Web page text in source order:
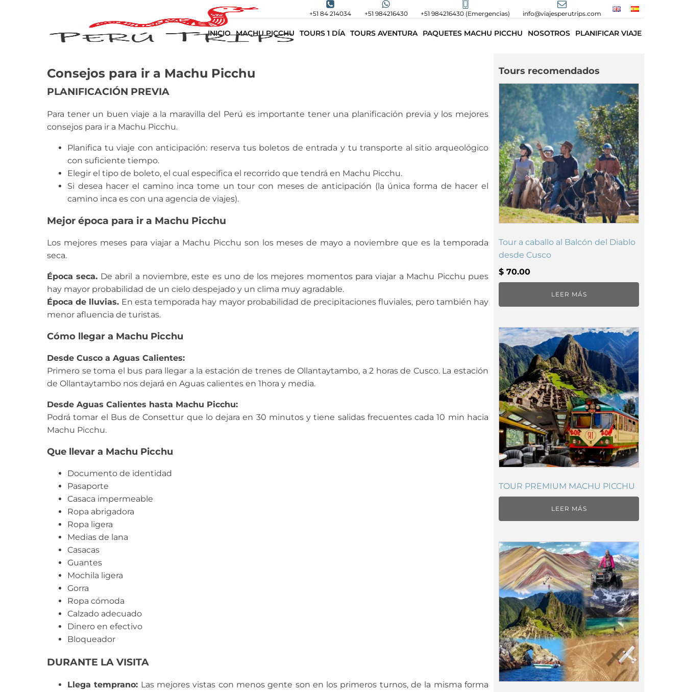
+51 84 214034 +51 984216430 +51 984216430 (Emergencias) info@viajesperutrips.com
INICIO MACHU PICCHU TOURS 1 DÍA TOURS AVENTURA PAQUETES MACHU PICCHU NOSOTROS PLANIFICAR VIAJE
Consejos para ir a Machu Picchu
PLANIFICACIÓN PREVIA
Para tener un buen viaje a la maravilla del Perú es importante tener una planificación previa y los mejores
consejos para ir a Machu Picchu.
Planifica tu viaje con anticipación: reserva tus boletos de entrada y tu transporte al sitio arqueológico
con suficiente tiempo.
Elegir el tipo de boleto, el cual especifica el recorrido que tendrá en Machu Picchu.
Si desea hacer el camino inca tome un tour con meses de anticipación (la única forma de hacer el
camino inca es con una agencia de viajes).
Mejor época para ir a Machu Picchu
Los mejores meses para viajar a Machu Picchu son los meses de mayo a noviembre que es la temporada
seca.
Época seca. De abril a noviembre, este es uno de los mejores momentos para viajar a Machu Picchu pues
hay mayor probabilidad de un cielo despejado y un clima muy agradable.
Época de lluvias. En esta temporada hay mayor probabilidad de precipitaciones fluviales, pero también hay
menor afluencia de turistas.
Cómo llegar a Machu Picchu
Desde Cusco a Aguas Calientes:
Primero se toma el bus para llegar a la estación de trenes de Ollantaytambo, a 2 horas de Cusco. La estación
de Ollantaytambo nos dejará en Aguas calientes en 1hora y media.
Desde Aguas Calientes hasta Machu Picchu:
Podrá tomar el Bus de Consettur que lo dejara en 30 minutos y tiene salidas frecuentes cada 10 min hacia
Machu Picchu.
Que llevar a Machu Picchu
Documento de identidad
Pasaporte
Casaca impermeable
Ropa abrigadora
Ropa ligera
Medias de lana
Casacas
Guantes
Mochila ligera
Gorra
Ropa cómoda
Calzado adecuado
Dinero en efectivo
Bloqueador
DURANTE LA VISITA
Llega temprano: Las mejores vistas con menos gente son en los primeros turnos, de la misma forma
Tours recomendados
Tour a caballo al Balcón del Diablo
desde Cusco
$ 70.00
LEER MÁS
TOUR PREMIUM MACHU PICCHU
LEER MÁS